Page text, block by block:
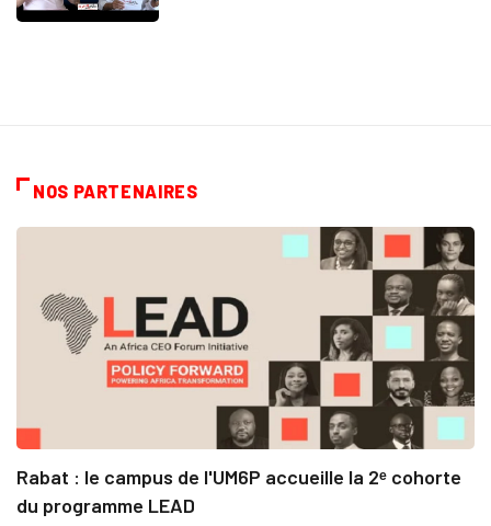
NOS PARTENAIRES
Rabat : le campus de l'UM6P accueille la 2ᵉ cohorte
du programme LEAD